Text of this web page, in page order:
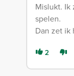
Mislukt. Ik
spelen.
Dan zet ik
2